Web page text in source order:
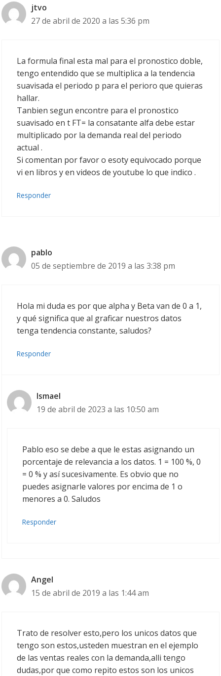
jtvo
27 de abril de 2020 a las 5:36 pm
La formula final esta mal para el pronostico doble,
tengo entendido que se multiplica a la tendencia
suavisada el periodo p para el perioro que quieras
hallar.
Tanbien segun encontre para el pronostico
suavisado en t FT= la consatante alfa debe estar
multiplicado por la demanda real del periodo
actual .
Si comentan por favor o esoty equivocado porque
vi en libros y en videos de youtube lo que indico .
Responder
pablo
05 de septiembre de 2019 a las 3:38 pm
Hola mi duda es por que alpha y Beta van de 0 a 1,
y qué significa que al graficar nuestros datos
tenga tendencia constante, saludos?
Responder
Ismael
19 de abril de 2023 a las 10:50 am
Pablo eso se debe a que le estas asignando un
porcentaje de relevancia a los datos. 1 = 100 %, 0
= 0 % y así sucesivamente. Es obvio que no
puedes asignarle valores por encima de 1 o
menores a 0. Saludos
Responder
Angel
15 de abril de 2019 a las 1:44 am
Trato de resolver esto,pero los unicos datos que
tengo son estos,usteden muestran en el ejemplo
de las ventas reales con la demanda,alli tengo
dudas,por que como repito estos son los unicos